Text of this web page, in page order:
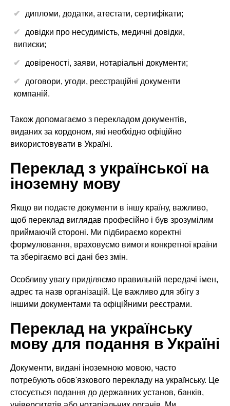
дипломи, додатки, атестати, сертифікати;
довідки про несудимість, медичні довідки,
виписки;
довіреності, заяви, нотаріальні документи;
договори, угоди, реєстраційні документи
компаній.
Також допомагаємо з перекладом документів,
виданих за кордоном, які необхідно офіційно
використовувати в Україні.
Переклад з української на
іноземну мову
Якщо ви подаєте документи в іншу країну, важливо,
щоб переклад виглядав професійно і був зрозумілим
приймаючій стороні. Ми підбираємо коректні
формулювання, враховуємо вимоги конкретної країни
та зберігаємо всі дані без змін.
Особливу увагу приділяємо правильній передачі імен,
адрес та назв організацій. Це важливо для збігу з
іншими документами та офіційними реєстрами.
Переклад на українську
мову для подання в Україні
Документи, видані іноземною мовою, часто
потребують обов'язкового перекладу на українську. Це
стосується подання до державних установ, банків,